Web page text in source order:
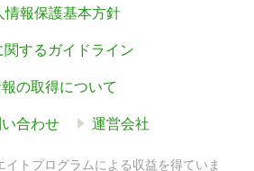
情報保護基本方針
するガイドライン
の取得について
合わせ 運営会社
トプログラムによる収益を得ていま